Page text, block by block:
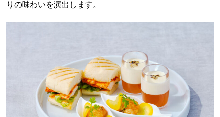
りの味わいを演出します。